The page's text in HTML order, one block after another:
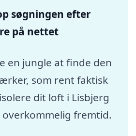
søgningen efter
på nettet
en jungle at finde den
som rent faktisk
dit loft i Lisbjerg
fremtid.